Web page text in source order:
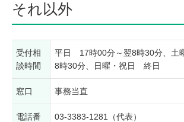
それ以外
受付相
談時間
平日 17時00分～翌8時30分、土
8時30分、日曜・祝日 終日
窓口 事務当直
電話番
03-3383-1281（代表）